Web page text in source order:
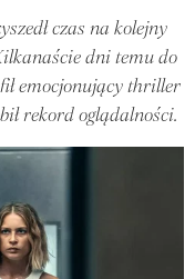
czas na kolejny
dni temu do
emocjonujący thriller
rekord oglądalności.